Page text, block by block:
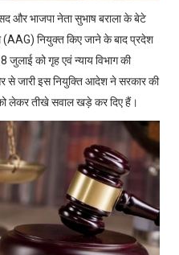
और भाजपा नेता सुभाष बराला के बेटे
नियुक्त किए जाने के बाद प्रदेश
जुलाई को गृह एवं न्याय विभाग की
से जारी इस नियुक्ति आदेश ने सरकार की
को लेकर तीखे सवाल खड़े कर दिए हैं।